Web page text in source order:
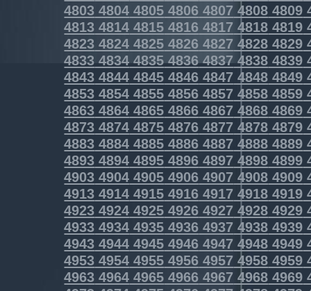
4803 4804 4805 4806 4807 4808 4809
4813 4814 4815 4816 4817 4818 4819
4823 4824 4825 4826 4827 4828 4829
4833 4834 483548364837 4838 4839
4843 4844 4845 4846 4847 4848 4849
4853 4854 4855 4856 4857 4858 4859
4863 4864 4865 4866 4867 4868 4869
4873 4874 4875 4876 4877 4878 4879
4883 4884 4885 4886 4887 4888 4889
4893 4894 4895 4896 4897 4898 4899
4903 4904 4905 4906 4907 4908 4909
4913 4914 4915 4916 4917 4918 4919
4923 4924 4925 4926 4927 4928 4929
4933 4934 4935 4936 4937 4938 4939
4943 4944 4945 4946 4947 4948 4949
4953 4954 4955 4956 4957 4958 4959
4963 4964 4965 4966 4967 4968 4969